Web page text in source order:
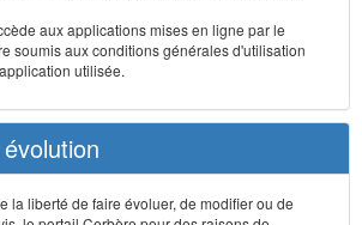
aux applications mises en ligne par le
soumis aux conditions générales d'utilisation
utilisée.
la liberté de faire évoluer, de modifier ou de